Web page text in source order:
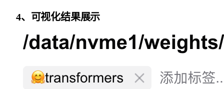
4、可视化结果展示